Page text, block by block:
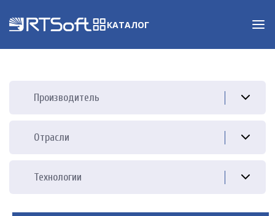
КАТАЛОГ
Производитель
Отрасли
Технологии